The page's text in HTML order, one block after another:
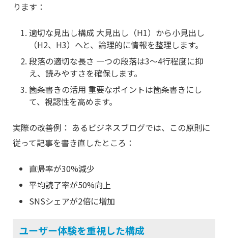
ります：
適切な見出し構成 大見出し（H1）から小見出し
（H2、H3）へと、論理的に情報を整理します。
段落の適切な長さ 一つの段落は3〜4行程度に抑
え、読みやすさを確保します。
箇条書きの活用 重要なポイントは箇条書きにし
て、視認性を高めます。
実際の改善例： あるビジネスブログでは、この原則に
従って記事を書き直したところ：
直帰率が30%減少
平均読了率が50%向上
SNSシェアが2倍に増加
ユーザー体験を重視した構成